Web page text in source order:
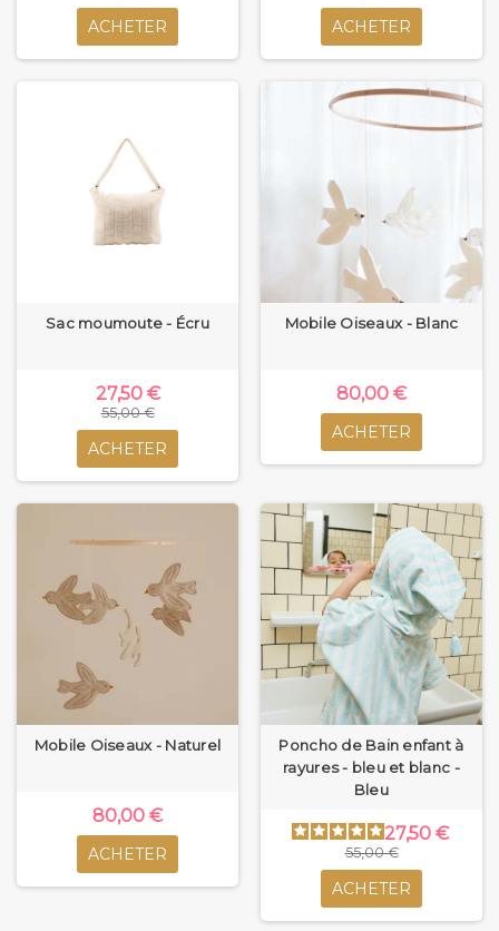
ACHETER ACHETER
Sac moumoute - Écru
27,50 €
55,00 €
ACHETER
Mobile Oiseaux - Blanc
80,00 €
ACHETER
Mobile Oiseaux - Naturel
80,00 €
ACHETER
Poncho de Bain enfant à
rayures - bleu et blanc -
Bleu
27,50 €
55,00 €
ACHETER